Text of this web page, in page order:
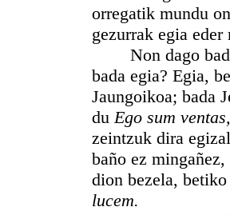
orregatik mundu
gezurrak egia
Non dago bada
bada egia? Egia,
Jaungoikoa; bada
duEgo sum
zeintzuk dira
baño ez
dion bezela,
lucem.